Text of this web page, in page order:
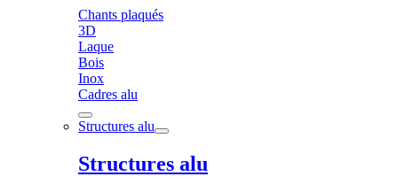
Chants plaqués
3D
Laque
Bois
Inox
Cadres alu
Structures alu
Structures alu